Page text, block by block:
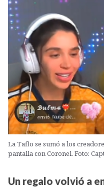
La Taflo se sumó a los
pantalla con Coronel. Foto:
Un regalo volvió a